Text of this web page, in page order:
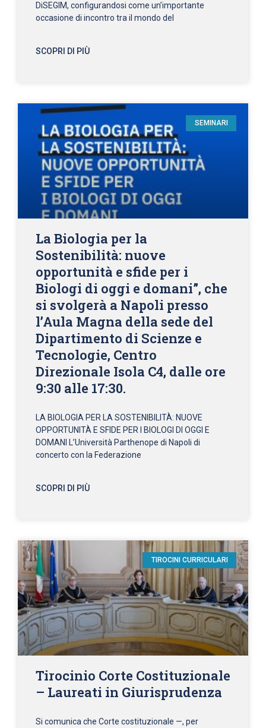
DiSEGIM, configurandosi come un’importante
occasione di incontro tra il mondo del
SCOPRI DI PIÙ
SEMINARI
La Biologia per la
Sostenibilità: nuove
opportunità e sfide per i
Biologi di oggi e domani”, che
si svolgerà a Napoli presso
l’Aula Magna della sede del
Dipartimento di Scienze e
Tecnologie, Centro
Direzionale Isola C4, dalle ore
9:30 alle 17:30.
LA BIOLOGIA PER LA SOSTENIBILITÀ: NUOVE
OPPORTUNITÀ E SFIDE PER I BIOLOGI DI OGGI E
DOMANI L’Università Parthenope di Napoli di
concerto con la Federazione
SCOPRI DI PIÙ
TIROCINI CURRICULARI
Tirocinio Corte Costituzionale
– Laureati in Giurisprudenza
Si comunica che Corte costituzionale —, per